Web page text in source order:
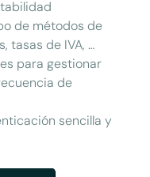
de métodos de
tasas de IVA, …
para gestionar
de
sencilla y